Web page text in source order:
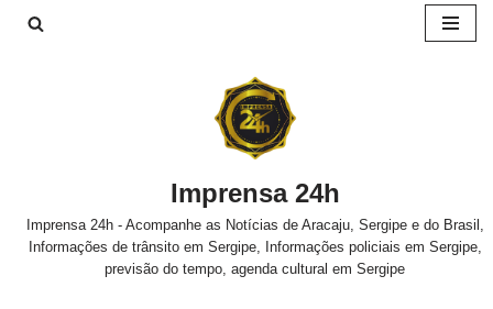
Imprensa 24h
Imprensa 24h - Acompanhe as Notícias de Aracaju, Sergipe e do Brasil,
Informações de trânsito em Sergipe, Informações policiais em Sergipe,
previsão do tempo, agenda cultural em Sergipe